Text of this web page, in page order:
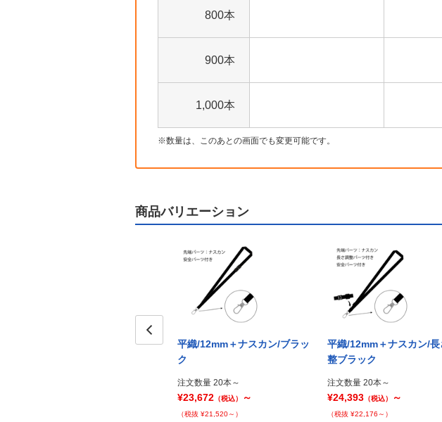
800本
900本
1,000本
数量は、このあとの画面でも変更可能です。
商品バリエーション
平織/12mm＋ナスカン/ブラッ
ク
注文数量 20本～
¥23,672 （税込） ～
（税抜 ¥21,520～）
平織/12mm＋ナスカン/長
整ブラック
注文数量 20本～
¥24,393 （税込） ～
（税抜 ¥22,176～）